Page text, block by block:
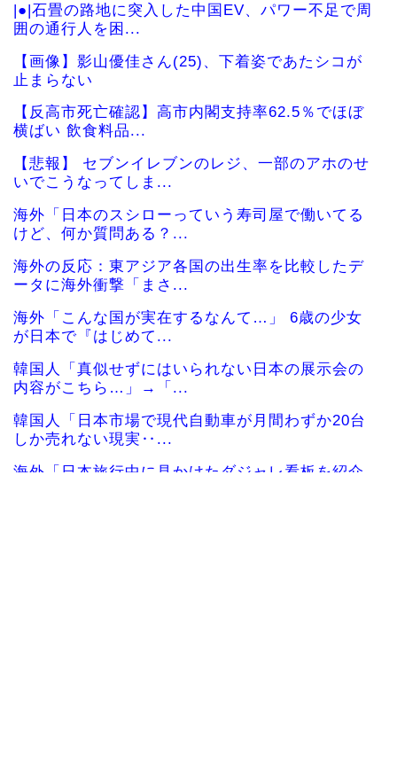
|●|石畳の路地に突入した中国EV、パワー不足で周
囲の通行人を困...
【画像】影山優佳さん(25)、下着姿であたシコが
止まらない
【反高市死亡確認】高市内閣支持率62.5％でほぼ
横ばい 飲食料品...
【悲報】 セブンイレブンのレジ、一部のアホのせ
いでこうなってしま...
海外「日本のスシローっていう寿司屋で働いてる
けど、何か質問ある？...
海外の反応：東アジア各国の出生率を比較したデ
ータに海外衝撃「まさ...
海外「こんな国が実在するなんて…」 6歳の少女
が日本で『はじめて...
韓国人「真似せずにはいられない日本の展示会の
内容がこちら…」→「...
韓国人「日本市場で現代自動車が月間わずか20台
しか売れない現実‥...
海外「日本旅行中に見かけたダジャレ看板を紹介